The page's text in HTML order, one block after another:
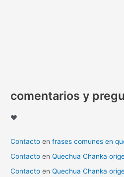
comentarios y
♥
Contacto enfrases comunes en
Contacto enQuechua Chanka
Contacto enQuechua Chanka